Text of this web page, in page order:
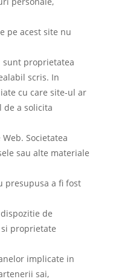
pe acest site nu
sunt proprietatea
scris. In
cu care site-ul ar
de a solicita
Societatea
sau alte materiale
presupusa a fi fost
de
proprietate
implicate in
sai,